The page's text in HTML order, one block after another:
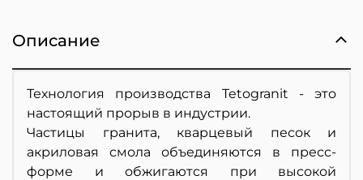
Описание
Технология производства Tetogranit - это
настоящий прорыв в индустрии.
Частицы гранита, кварцевый песок и
акриловая смола объединяются в пресс-
форме и обжигаются при высокой